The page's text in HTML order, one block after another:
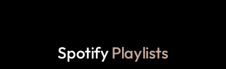
Spotify Playlists